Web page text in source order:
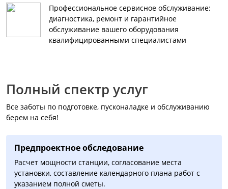
Профессиональное сервисное обслуживание:
диагностика, ремонт и гарантийное
обслуживание вашего оборудования
квалифицированными специалистами
Полный спектр услуг
Все заботы по подготовке, пусконаладке и обслуживанию
берем на себя!
Предпроектное обследование
Расчет мощности станции, согласование места
установки, составление календарного плана работ с
указанием полной сметы.